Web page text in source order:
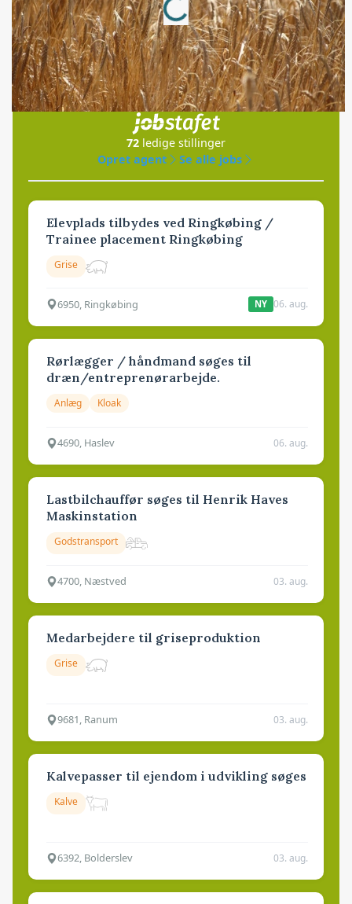
Jobs
i samarbejde med
72 ledige stillinger
Opret agent
Se alle jobs
Elevplads tilbydes ved Ringkøbing /
Trainee placement Ringkøbing
Grise
6950, Ringkøbing NY 06. aug.
Rørlægger / håndmand søges til
dræn/entreprenørarbejde.
Anlæg Kloak
4690, Haslev 06. aug.
Lastbilchauffør søges til Henrik Haves
Maskinstation
Godstransport
4700, Næstved 03. aug.
Medarbejdere til griseproduktion
Grise
9681, Ranum 03. aug.
Kalvepasser til ejendom i udvikling søges
Kalve
6392, Bolderslev 03. aug.